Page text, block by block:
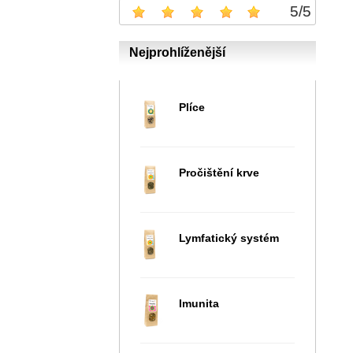
5/5
Nejprohlíženější
Plíce
Pročištění krve
Lymfatický systém
Imunita